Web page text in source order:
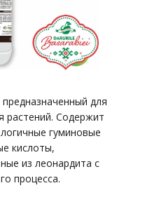
для
растений. Содержит
гуминовые
кислоты,
из леонардита с
процесса.